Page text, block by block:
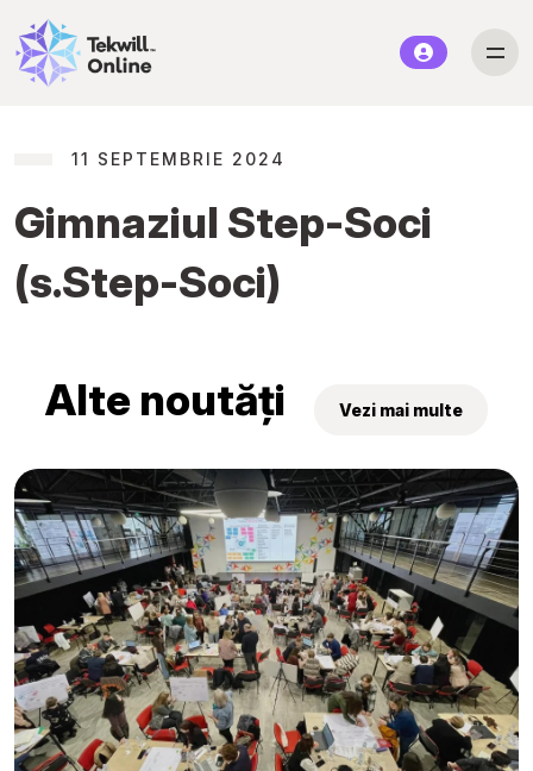
11 SEPTEMBRIE 2024
Gimnaziul Step-Soci
(s.Step-Soci)
Alte noutăți Vezi mai multe